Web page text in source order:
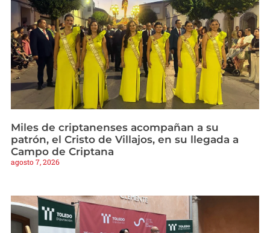
Miles de criptanenses acompañan a su
patrón, el Cristo de Villajos, en su llegada a
Campo de Criptana
agosto 7, 2026